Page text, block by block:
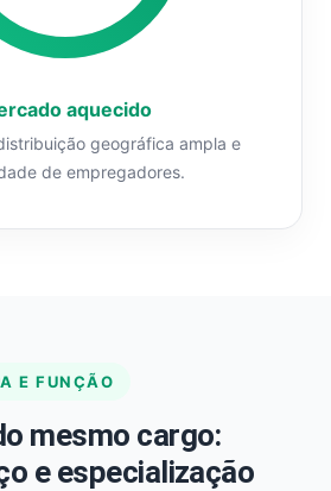
aquecido
geográfica ampla e
de empregadores.
E FUNÇÃO
mesmo cargo:
e especialização